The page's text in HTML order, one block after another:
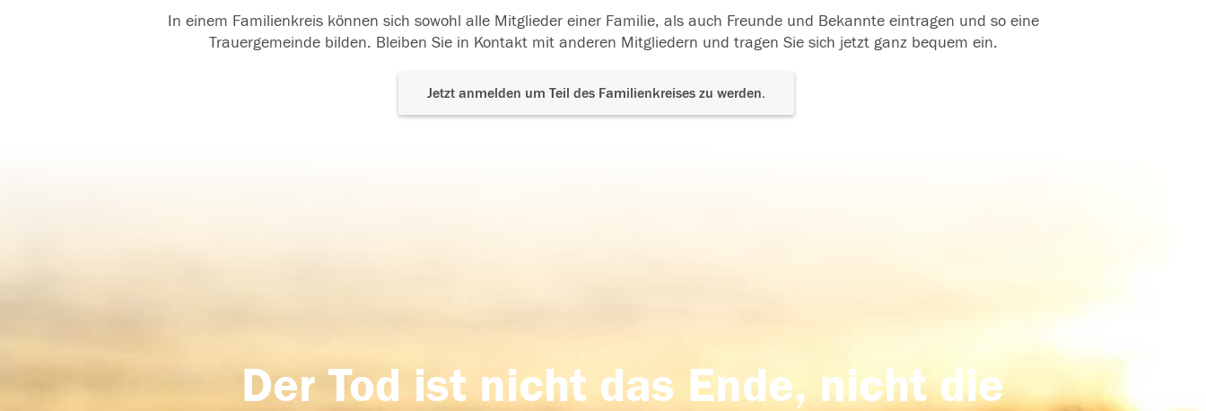
In einem Familienkreis können sich sowohl alle Mitglieder einer Familie, als auch Freunde und Bekannte eintragen und so eine
Trauergemeinde bilden. Bleiben Sie in Kontakt mit anderen Mitgliedern und tragen Sie sich jetzt ganz bequem ein.
Jetzt anmelden um Teil des Familienkreises zu werden.
Der Tod ist nicht das Ende, nicht die